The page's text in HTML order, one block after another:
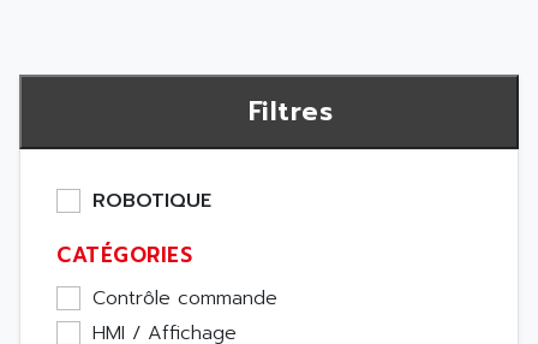
Filtres
ROBOTIQUE
CATÉGORIES
Contrôle commande
HMI / Affichage